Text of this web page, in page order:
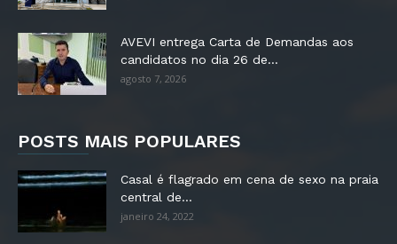
AVEVI entrega Carta de Demandas aos
candidatos no dia 26 de...
agosto 7, 2026
POSTS MAIS POPULARES
Casal é flagrado em cena de sexo na praia
central de...
janeiro 24, 2022